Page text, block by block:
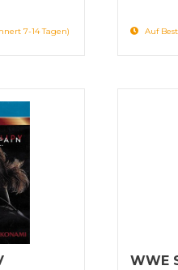
7-14 Tagen) Auf
WWE